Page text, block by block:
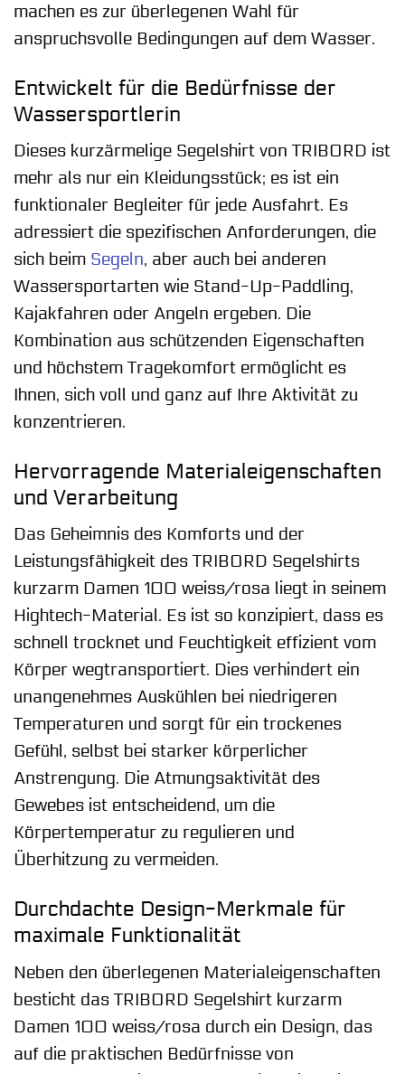
machen es zur überlegenen Wahl für
anspruchsvolle Bedingungen auf dem Wasser.
Entwickelt für die Bedürfnisse der
Wassersportlerin
Dieses kurzärmelige Segelshirt von TRIBORD ist
mehr als nur ein Kleidungsstück; es ist ein
funktionaler Begleiter für jede Ausfahrt. Es
adressiert die spezifischen Anforderungen, die
sich beim Segeln, aber auch bei anderen
Wassersportarten wie Stand-Up-Paddling,
Kajakfahren oder Angeln ergeben. Die
Kombination aus schützenden Eigenschaften
und höchstem Tragekomfort ermöglicht es
Ihnen, sich voll und ganz auf Ihre Aktivität zu
konzentrieren.
Hervorragende Materialeigenschaften
und Verarbeitung
Das Geheimnis des Komforts und der
Leistungsfähigkeit des TRIBORD Segelshirts
kurzarm Damen 100 weiss/rosa liegt in seinem
Hightech-Material. Es ist so konzipiert, dass es
schnell trocknet und Feuchtigkeit effizient vom
Körper wegtransportiert. Dies verhindert ein
unangenehmes Auskühlen bei niedrigeren
Temperaturen und sorgt für ein trockenes
Gefühl, selbst bei starker körperlicher
Anstrengung. Die Atmungsaktivität des
Gewebes ist entscheidend, um die
Körpertemperatur zu regulieren und
Überhitzung zu vermeiden.
Durchdachte Design-Merkmale für
maximale Funktionalität
Neben den überlegenen Materialeigenschaften
besticht das TRIBORD Segelshirt kurzarm
Damen 100 weiss/rosa durch ein Design, das
auf die praktischen Bedürfnisse von